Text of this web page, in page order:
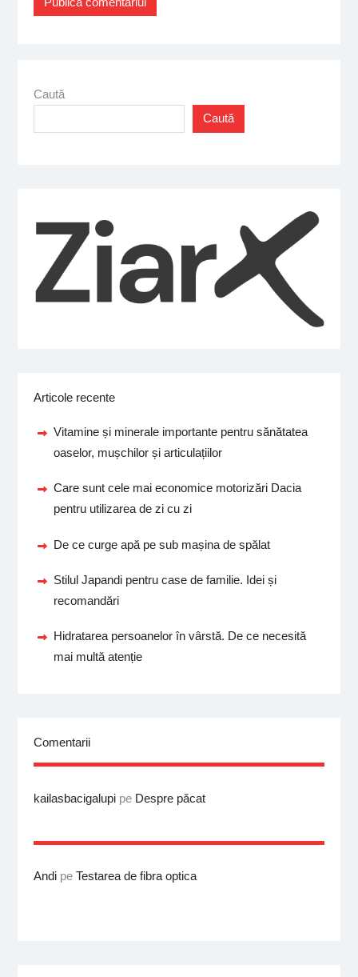
Caută
Caută
Articole recente
Vitamine și minerale importante pentru sănătatea
oaselor, mușchilor și articulațiilor
Care sunt cele mai economice motorizări Dacia
pentru utilizarea de zi cu zi
De ce curge apă pe sub mașina de spălat
Stilul Japandi pentru case de familie. Idei și
recomandări
Hidratarea persoanelor în vârstă. De ce necesită
mai multă atenție
Comentarii
kailasbacigalupipe Despre păcat
Andipe Testarea de fibra optica